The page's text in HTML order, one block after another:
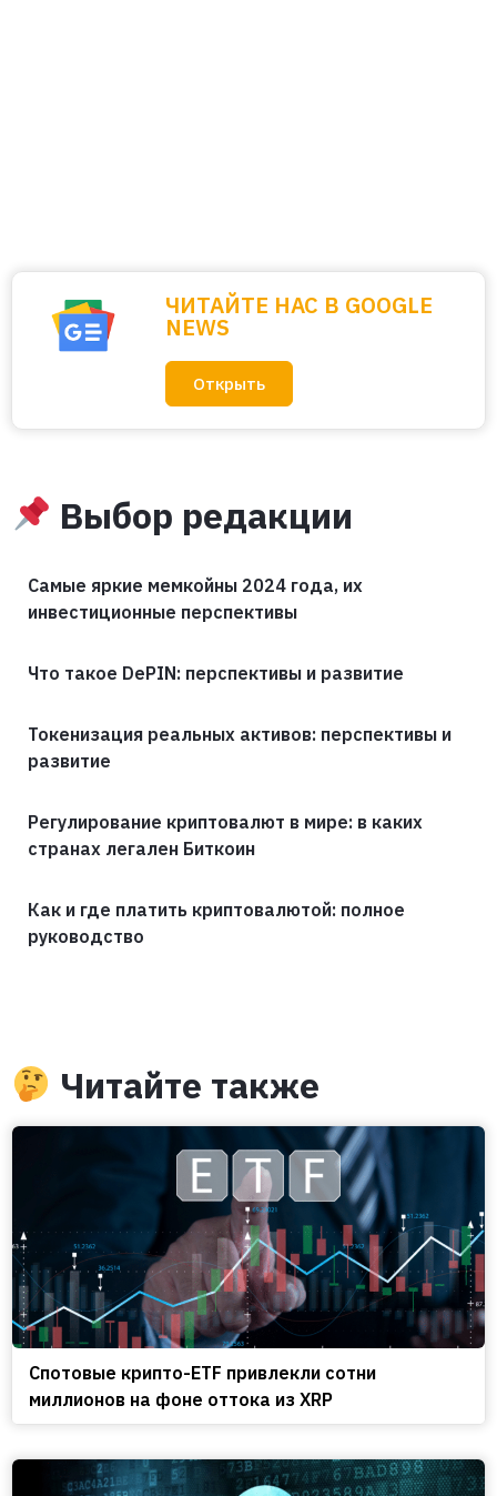
ЧИТАЙТЕ НАС В GOOGLE
NEWS
Открыть
Выбор редакции
Самые яркие мемкойны 2024 года, их
инвестиционные перспективы
Что такое DePIN: перспективы и развитие
Токенизация реальных активов: перспективы и
развитие
Регулирование криптовалют в мире: в каких
странах легален Биткоин
Как и где платить криптовалютой: полное
руководство
Читайте также
Спотовые крипто-ETF привлекли сотни
миллионов на фоне оттока из XRP